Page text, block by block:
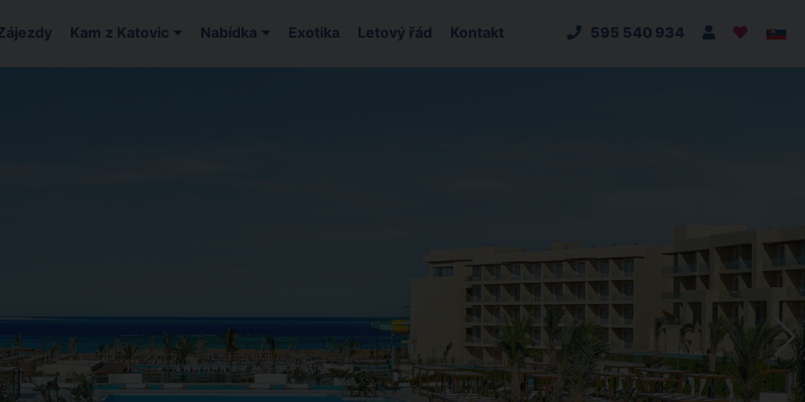
Kam z Katovic Nabídka Exotika Letový řád Kontakt 595 540 934